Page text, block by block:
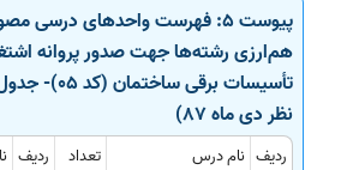
پیوست 5: فهرست واحدهای درسی
هم‌ارزی رشته‌ها جهت صدور پروانه
تأسیسات
نظر دی ماه 87)
ردیف نام درس
تعداد
ردیف